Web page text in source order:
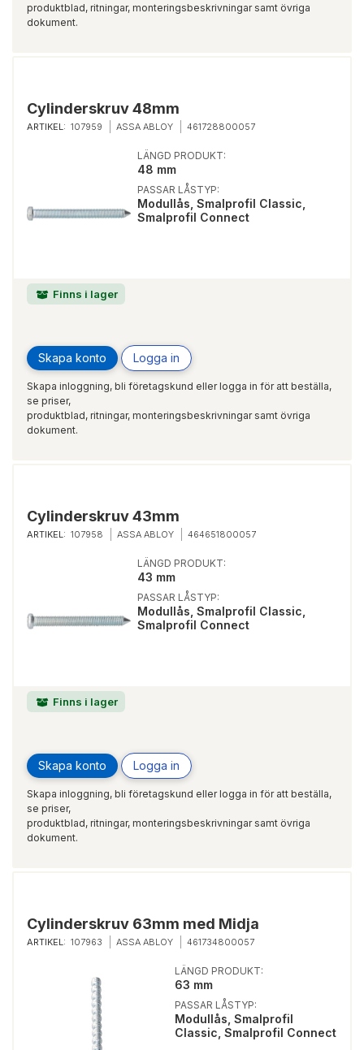
produktblad, ritningar, monteringsbeskrivningar samt övriga
dokument.
Cylinderskruv 48mm
ARTIKEL: 107959 ASSA ABLOY 461728800057
Finns i lager
Skapa konto Logga in
Skapa inloggning, bli företagskund eller logga in för att beställa,
se priser,
produktblad, ritningar, monteringsbeskrivningar samt övriga
dokument.
LÄNGD PRODUKT:
48 mm
PASSAR LÅSTYP:
Modullås, Smalprofil Classic,
Smalprofil Connect
Cylinderskruv 43mm
ARTIKEL: 107958 ASSA ABLOY 464651800057
Finns i lager
Skapa konto Logga in
Skapa inloggning, bli företagskund eller logga in för att beställa,
se priser,
produktblad, ritningar, monteringsbeskrivningar samt övriga
dokument.
LÄNGD PRODUKT:
43 mm
PASSAR LÅSTYP:
Modullås, Smalprofil Classic,
Smalprofil Connect
Cylinderskruv 63mm med Midja
ARTIKEL: 107963 ASSA ABLOY 461734800057
LÄNGD PRODUKT:
63 mm
PASSAR LÅSTYP:
Modullås, Smalprofil
Classic, Smalprofil Connect